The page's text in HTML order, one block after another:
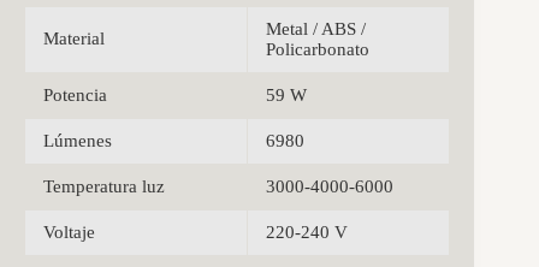
Material
Metal / ABS /
Policarbonato
Potencia 59 W
Lúmenes 6980
Temperatura luz 3000-4000-6000
Voltaje 220-240 V